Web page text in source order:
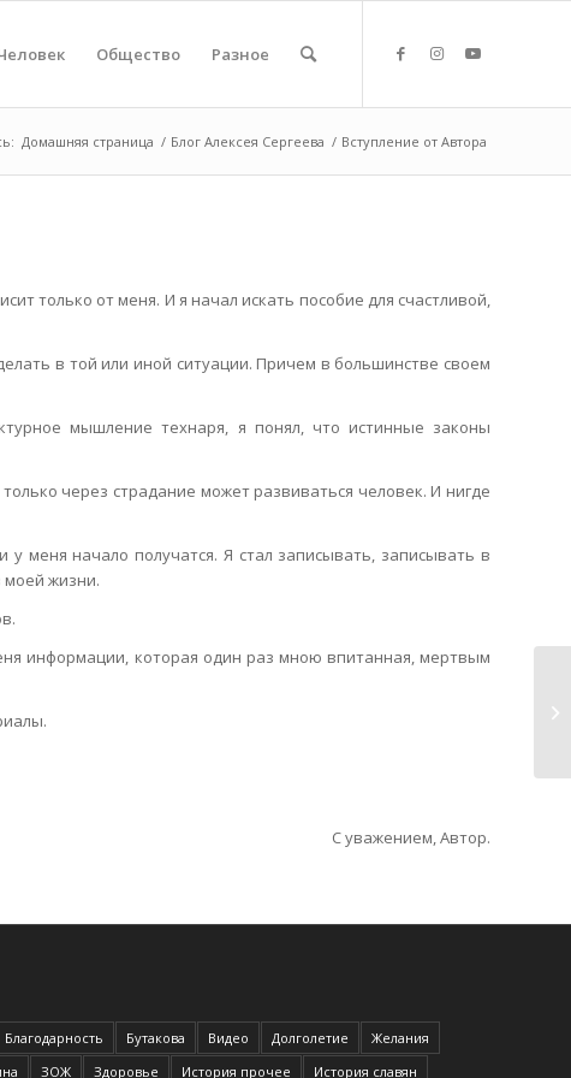
Общество Разное
Домашняя страница / Блог Алексея Сергеева / Вступление от Автора
только от меня. И я начал искать пособие для счастливой,
в той или иной ситуации. Причем в большинстве своем
мышление технаря, я понял, что истинные законы
через страдание может развиваться человек. И нигде
меня начало получатся. Я стал записывать, записывать в
моей жизни.
информации, которая один раз мною впитанная, мертвым
С уважением, Автор.
Благодарность Бутакова Видео Долголетие
Желания
ЗОЖ Здоровье История прочее История славян